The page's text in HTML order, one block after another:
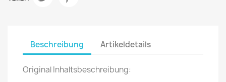
Beschreibung Artikeldetails
Original Inhaltsbeschreibung: